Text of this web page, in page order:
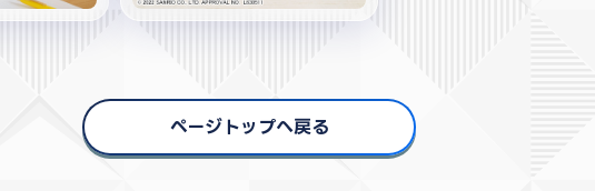
ページトップへ戻る